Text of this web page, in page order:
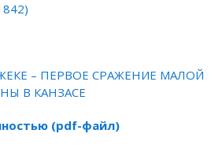
– ПЕРВОЕ СРАЖЕНИЕ МАЛОЙ
В КАНЗАСЕ
(pdf-файл)